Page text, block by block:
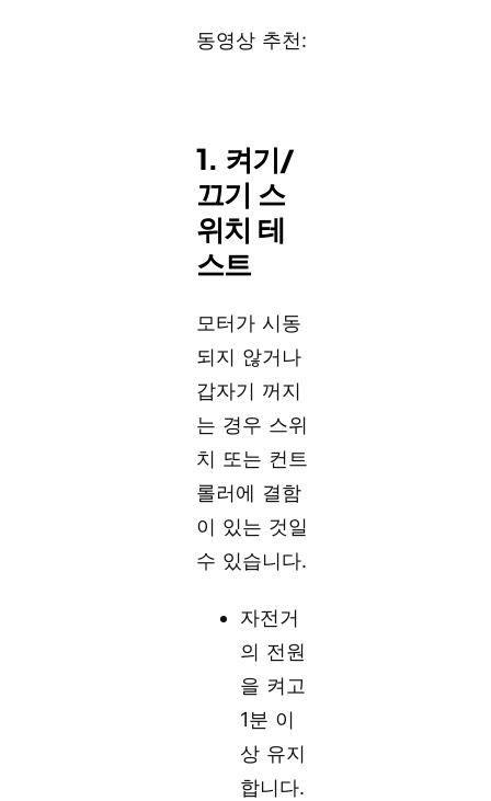
동영상 추천:
1. 켜기/
끄기 스
위치 테
스트
모터가 시동
되지 않거나
갑자기 꺼지
는 경우 스위
치 또는 컨트
롤러에 결함
이 있는 것일
수 있습니다.
자전거
의 전원
을 켜고
1분 이
상 유지
합니다.